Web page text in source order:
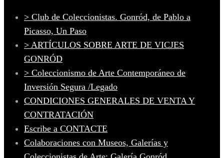
> Club de Coleccionistas. Gonród, de Pablo a
Picasso, Un Paso
> ARTÍCULOS SOBRE ARTE DE VICJES
GONRÓD
> Coleccionismo de Arte Contemporáneo de
Inversión Segura /Legado
CONDICIONES GENERALES DE VENTA Y
CONTRATACIÓN
Escribe a CONTACTE
Colaboraciones con Museos, Galerías y